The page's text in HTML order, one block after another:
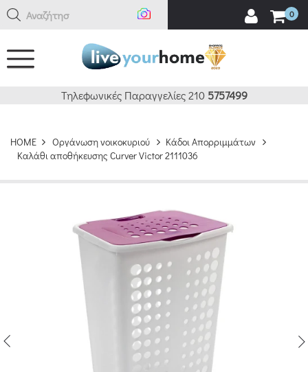
Αναζήτηση ε 0
Τηλεφωνικές Παραγγελίες 210 5757499
HOME Οργάνωση νοικοκυριού
Κάδοι Απορριμμάτων
Καλάθι αποθήκευσης Curver Victor 2111036